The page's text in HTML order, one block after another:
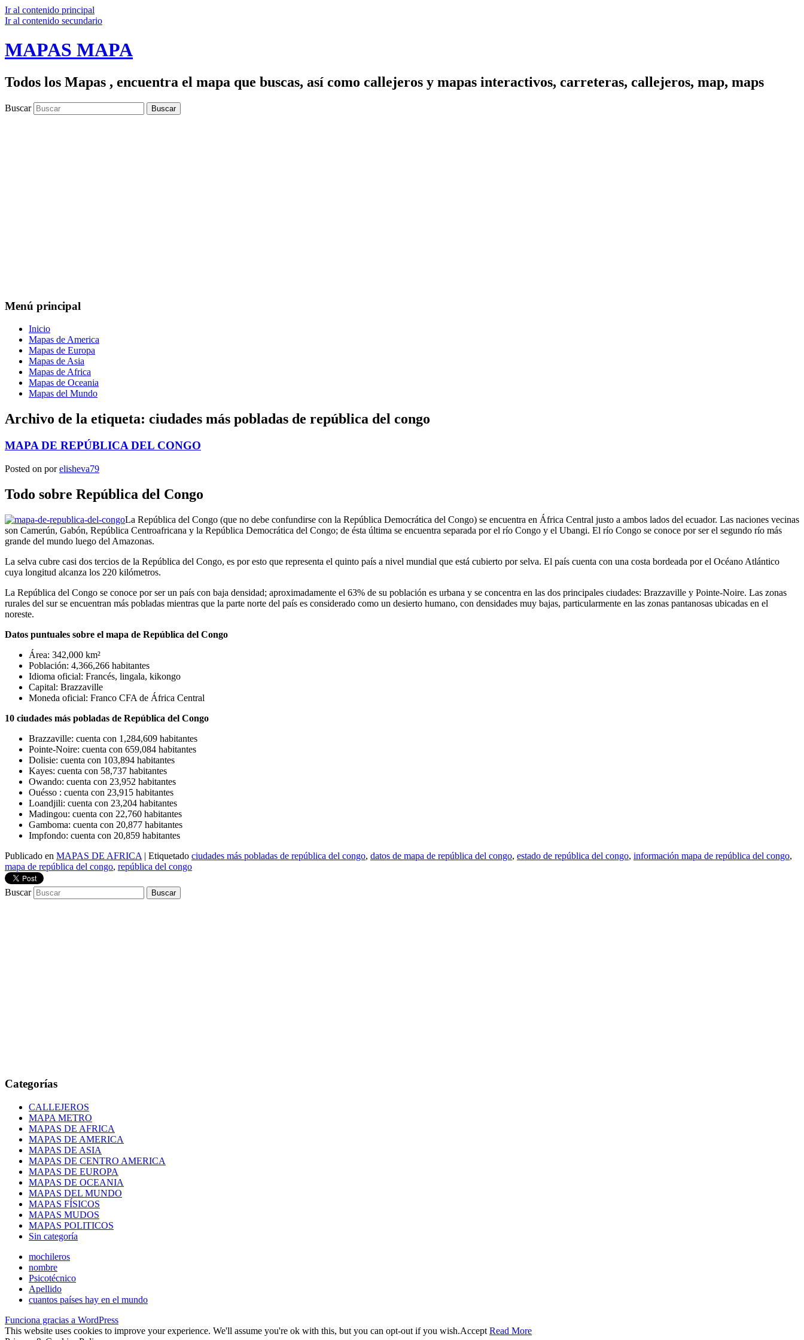
Ir al contenido principal
Ir al contenido secundario
MAPAS MAPA
Todos los Mapas , encuentra el mapa que buscas, así como callejeros y mapas interactivos, carreteras, callejeros, map, maps
Buscar
Menú principal
Inicio
Mapas de America
Mapas de Europa
Mapas de Asia
Mapas de Africa
Mapas de Oceania
Mapas del Mundo
Archivo de la etiqueta: ciudades más pobladas de república del congo
MAPA DE REPÚBLICA DEL CONGO
Posted on porelisheva79
Todo sobre República del Congo
La República del Congo (que no debe confundirse con la República Democrática del Congo) se encuentra en África Central justo a ambos lados del ecuador. Las naciones vecinas
son Camerún, Gabón, República Centroafricana y la República Democrática del Congo; de ésta última se encuentra separada por el río Congo y el Ubangi. El río Congo se conoce por ser el segundo río más
grande del mundo luego del Amazonas.
La selva cubre casi dos tercios de la República del Congo, es por esto que representa el quinto país a nivel mundial que está cubierto por selva. El país cuenta con una costa bordeada por el Océano Atlántico
cuya longitud alcanza los 220 kilómetros.
La República del Congo se conoce por ser un país con baja densidad; aproximadamente el 63% de su población es urbana y se concentra en las dos principales ciudades: Brazzaville y Pointe-Noire. Las zonas
rurales del sur se encuentran más pobladas mientras que la parte norte del país es considerado como un desierto humano, con densidades muy bajas, particularmente en las zonas pantanosas ubicadas en el
noreste.
Datos puntuales sobre el mapa de República del Congo
Área: 342,000 km²
Población: 4,366,266 habitantes
Idioma oficial: Francés, lingala, kikongo
Capital: Brazzaville
Moneda oficial: Franco CFA de África Central
10 ciudades más pobladas de República del Congo
Brazzaville: cuenta con 1,284,609 habitantes
Pointe-Noire: cuenta con 659,084 habitantes
Dolisie: cuenta con 103,894 habitantes
Kayes: cuenta con 58,737 habitantes
Owando: cuenta con 23,952 habitantes
Ouésso : cuenta con 23,915 habitantes
Loandjili: cuenta con 23,204 habitantes
Madingou: cuenta con 22,760 habitantes
Gamboma: cuenta con 20,877 habitantes
Impfondo: cuenta con 20,859 habitantes
Publicado en MAPAS DE AFRICA | Etiquetado ciudades más pobladas de república del congo, datos de mapa de república del congo, estado de república del congo, información mapa de república del congo,
mapa de república del congo, república del congo
Buscar
Categorías
CALLEJEROS
MAPA METRO
MAPAS DE AFRICA
MAPAS DE AMERICA
MAPAS DE ASIA
MAPAS DE CENTRO AMERICA
MAPAS DE EUROPA
MAPAS DE OCEANIA
MAPAS DEL MUNDO
MAPAS FÍSICOS
MAPAS MUDOS
MAPAS POLITICOS
Sin categoría
mochileros
nombre
Psicotécnico
Apellido
cuantos países hay en el mundo
Funciona gracias a WordPress
This website uses cookies to improve your experience. We'll assume you're ok with this, but you can opt-out if you wish.Accept Read More